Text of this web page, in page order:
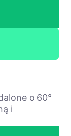
o 60°
i